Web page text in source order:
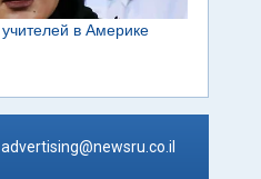
advertising@newsru.co.il